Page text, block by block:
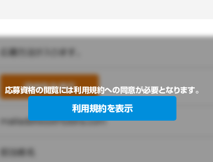
応募資格の閲覧には利用規約への同意が必要となります。
利用規約を表示
連絡先を表示
mailaddress@tobira.com